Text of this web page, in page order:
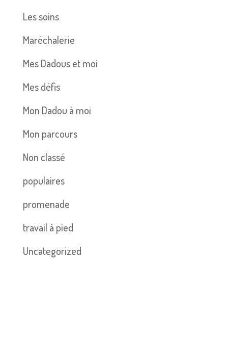
Les soins
Maréchalerie
Mes Dadous et moi
Mes défis
Mon Dadou à moi
Mon parcours
Non classé
populaires
promenade
travail à pied
Uncategorized